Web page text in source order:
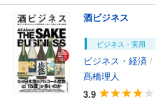
酒ビジネス
ビジネス・実用
ビジネス・経済 /
髙橋理人
3.9